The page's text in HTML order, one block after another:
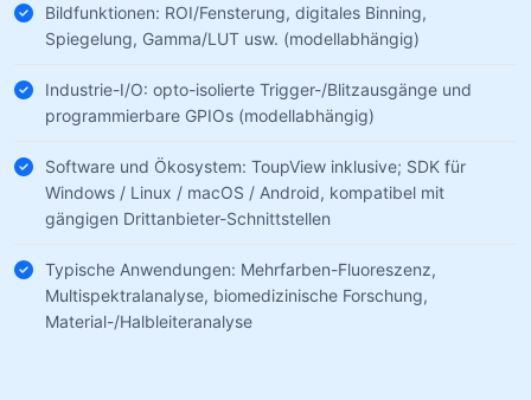
Bildfunktionen: ROI/Fensterung, digitales Binning,
Spiegelung, Gamma/LUT usw. (modellabhängig)
Industrie-I/O: opto-isolierte Trigger-/Blitzausgänge und
programmierbare GPIOs (modellabhängig)
Software und Ökosystem: ToupView inklusive; SDK für
Windows / Linux / macOS / Android, kompatibel mit
gängigen Drittanbieter-Schnittstellen
Typische Anwendungen: Mehrfarben-Fluoreszenz,
Multispektralanalyse, biomedizinische Forschung,
Material-/Halbleiteranalyse